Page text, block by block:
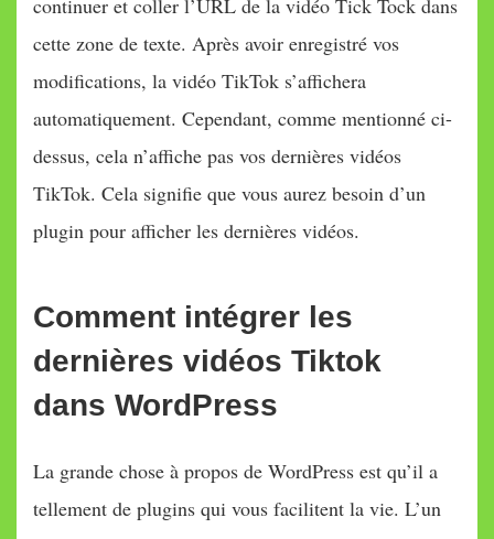
continuer et coller l’URL de la vidéo Tick Tock dans
cette zone de texte. Après avoir enregistré vos
modifications, la vidéo TikTok s’affichera
automatiquement. Cependant, comme mentionné ci-
dessus, cela n’affiche pas vos dernières vidéos
TikTok. Cela signifie que vous aurez besoin d’un
plugin pour afficher les dernières vidéos.
Comment intégrer les
dernières vidéos Tiktok
dans WordPress
La grande chose à propos de WordPress est qu’il a
tellement de plugins qui vous facilitent la vie. L’un